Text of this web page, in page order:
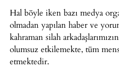
Hal böyle iken bazı medya
olmadan yapılan haber ve
kahraman silah
olumsuz etkilemekte, tüm
etmektedir.